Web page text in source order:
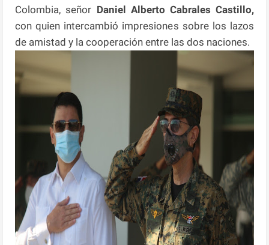
Colombia, señor Daniel Alberto Cabrales Castillo,
con quien intercambió impresiones sobre los lazos
de amistad y la cooperación entre las dos naciones.